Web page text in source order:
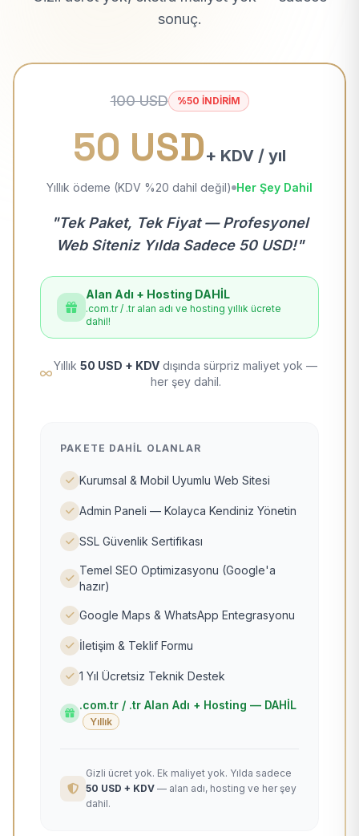
sonuç.
100 USD %50 İNDİRİM
50 USD+ KDV / yıl
Yıllık ödeme (KDV %20 dahil değil) Her Şey Dahil
"Tek Paket, Tek Fiyat — Profesyonel
Web Siteniz Yılda Sadece 50 USD!"
Alan Adı + Hosting DAHİL
.com.tr / .tr alan adı ve hosting yıllık ücrete
dahil!
Yıllık 50 USD + KDV dışında sürpriz maliyet yok —
her şey dahil.
PAKETE DAHIL OLANLAR
Kurumsal & Mobil Uyumlu Web Sitesi
Admin Paneli — Kolayca Kendiniz Yönetin
SSL Güvenlik Sertifikası
Temel SEO Optimizasyonu (Google'a
hazır)
Google Maps & WhatsApp Entegrasyonu
İletişim & Teklif Formu
1 Yıl Ücretsiz Teknik Destek
.com.tr / .tr Alan Adı + Hosting — DAHİL
Yıllık
Gizli ücret yok. Ek maliyet yok. Yılda sadece
50 USD + KDV — alan adı, hosting ve her şey
dahil.